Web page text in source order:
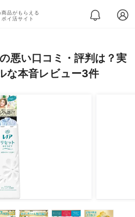
商品がもらえる
ポイ活サイト
悪い口コミ・評判は？実
な本音レビュー3件